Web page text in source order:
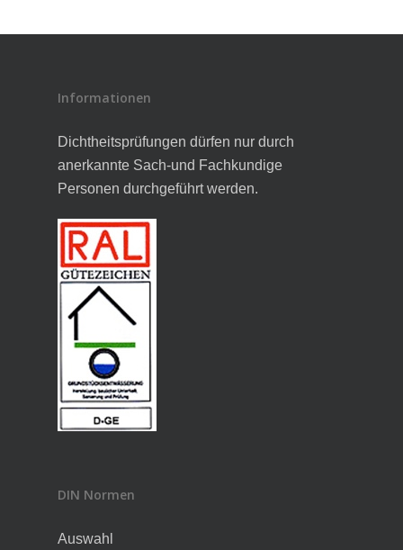
Informationen
Dichtheitsprüfungen dürfen nur durch
anerkannte Sach-und Fachkundige
Personen durchgeführt werden.
DIN Normen
Auswahl